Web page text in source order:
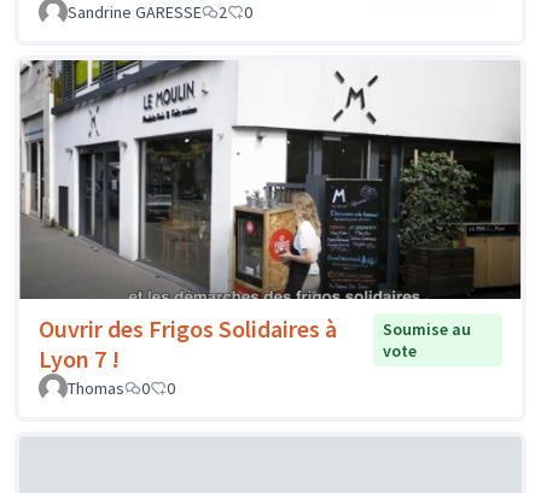
Sandrine GARESSE
2 0
Ouvrir des Frigos Solidaires à
Lyon 7 !
Soumise au
vote
Thomas
0 0